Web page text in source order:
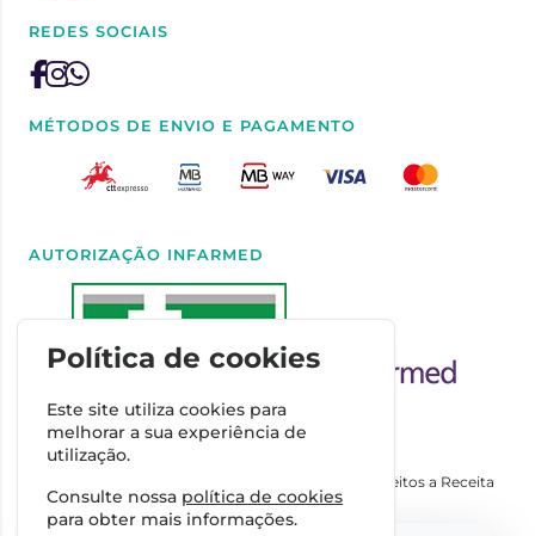
REDES SOCIAIS
MÉTODOS DE ENVIO E PAGAMENTO
AUTORIZAÇÃO INFARMED
Autorizado a Disponibilizar Medicamentos Não Sujeitos a Receita
Médica através da Internet pelo Infarmed. I.P.
Política de cookies
Este site utiliza cookies para
melhorar a sua experiência de
utilização.
Consulte nossa política de cookies
para obter mais informações.